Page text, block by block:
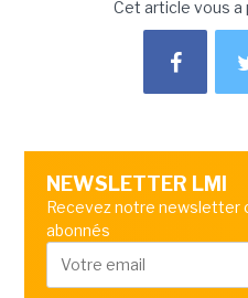
Cet article vous a
NEWSLETTER LMI
Recevez notre newsletter
abonnés